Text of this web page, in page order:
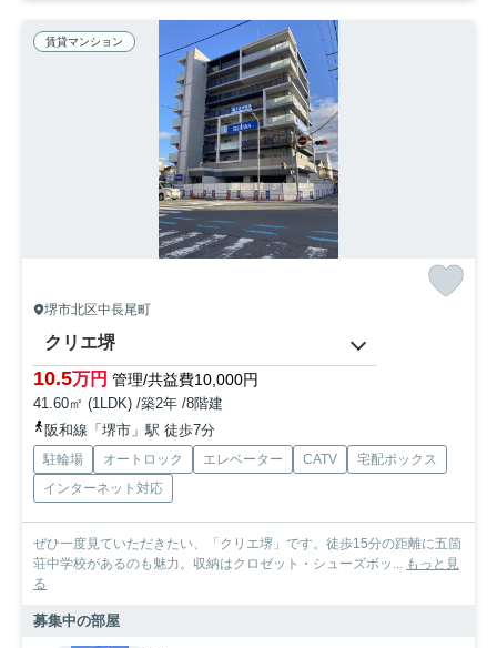
賃貸マンション
堺市北区中長尾町
クリエ堺
10.5万円 管理/共益費10,000円
41.60㎡ (1LDK) /築2年 /8階建
阪和線「堺市」駅 徒歩7分
駐輪場 オートロック エレベーター CATV
宅配ボックス
インターネット対応
ぜひ一度見ていただきたい、「クリエ堺」です。徒歩15分の距離に五箇
荘中学校があるのも魅力。収納はクロゼット・シューズボッ... もっと見
る
募集中の部屋